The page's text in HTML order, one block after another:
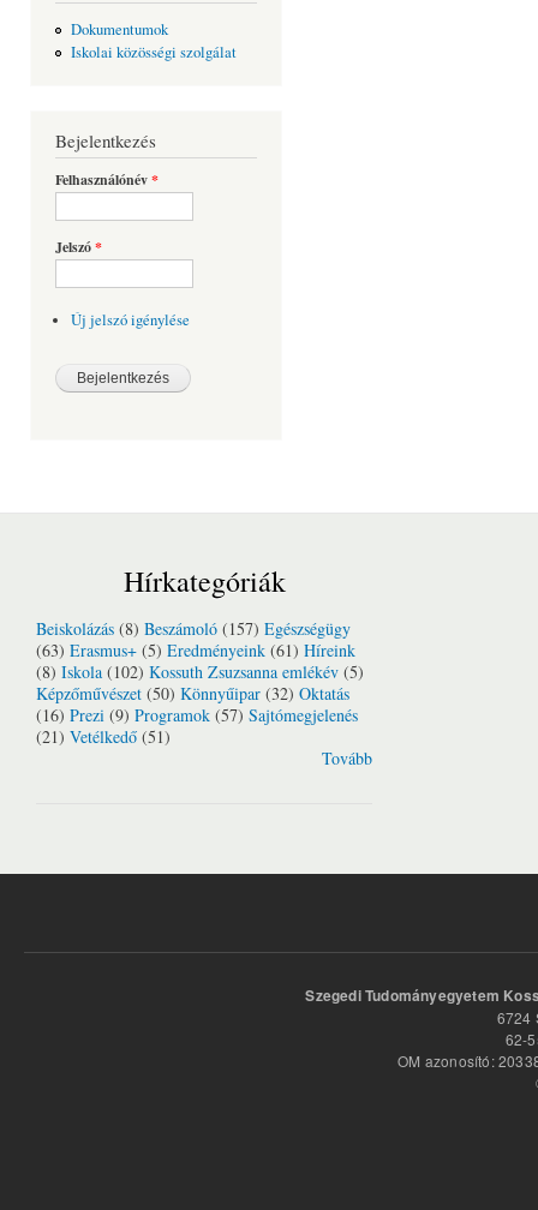
Dokumentumok
Iskolai közösségi szolgálat
Bejelentkezés
Felhasználónév*
Jelszó*
Új jelszó igénylése
Hírkategóriák
Beiskolázás (8) Beszámoló (157) Egészségügy
(63) Erasmus+ (5) Eredményeink (61) Híreink
(8) Iskola (102) Kossuth Zsuzsanna emlékév (5)
Képzőművészet (50) Könnyűipar (32) Oktatás
(16) Prezi (9) Programok (57) Sajtómegjelenés
(21) Vetélkedő (51)
Tovább
Szegedi Tudományegyetem
6724
62-
OM azonosító: